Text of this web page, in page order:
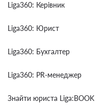
Liga360: Керівник
Liga360: Юрист
Liga360: Бухгалтер
Liga360: PR-менеджер
Знайти юриста Liga:BOOK